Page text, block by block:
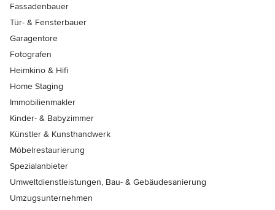
Fassadenbauer
Tür- & Fensterbauer
Garagentore
Fotografen
Heimkino & Hifi
Home Staging
Immobilienmakler
Kinder- & Babyzimmer
Künstler & Kunsthandwerk
Möbelrestaurierung
Spezialanbieter
Umweltdienstleistungen, Bau- & Gebäudesanierung
Umzugsunternehmen